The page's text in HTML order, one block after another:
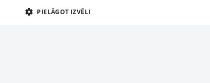
PIELĀGOT IZVĒLI